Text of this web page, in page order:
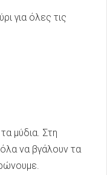
για όλες τις
μύδια. Στη
να βγάλουν τα